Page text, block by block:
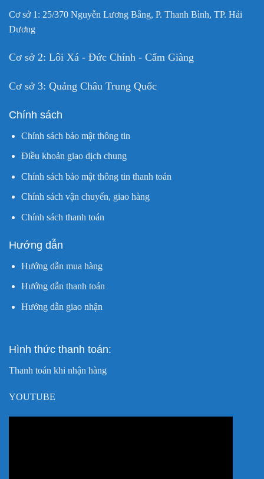
Cơ sở 1: 25/370 Nguyễn Lương Bằng, P. Thanh Bình, TP. Hải
Dương
Cơ sở 2: Lôi Xá - Đức Chính - Cẩm Giàng
Cơ sở 3: Quảng Châu Trung Quốc
Chính sách
Chính sách bảo mật thông tin
Điều khoản giao dịch chung
Chính sách bảo mật thông tin thanh toán
Chính sách vận chuyển, giao hàng
Chính sách thanh toán
Hướng dẫn
Hướng dẫn mua hàng
Hướng dẫn thanh toán
Hướng dẫn giao nhận
Hình thức thanh toán:
Thanh toán khi nhận hàng
YOUTUBE